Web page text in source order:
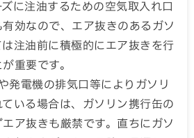
に注油するための空気取入れ口
効なので、エア抜きのあるガソ
注油前に積極的にエア抜きを行
重要です。
発電機の排気口等によりガソリ
いる場合は、ガソリン携行缶の
ア抜きも厳禁です。直ちにガソ